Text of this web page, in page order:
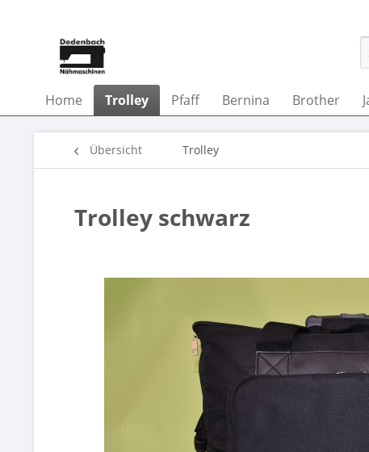
Home Trolley Pfaff Bernina Brother
Übersicht Trolley
Trolley schwarz